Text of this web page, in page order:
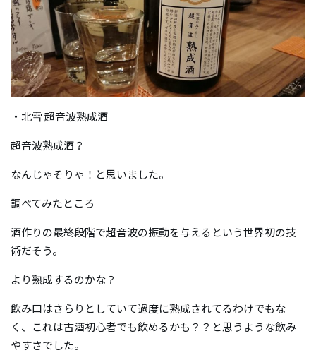
・北雪 超音波熟成酒
超音波熟成酒？
なんじゃそりゃ！と思いました。
調べてみたところ
酒作りの最終段階で超音波の振動を与えるという世界初の技
術だそう。
より熟成するのかな？
飲み口はさらりとしていて過度に熟成されてるわけでもな
く、これは古酒初心者でも飲めるかも？？と思うような飲み
やすさでした。